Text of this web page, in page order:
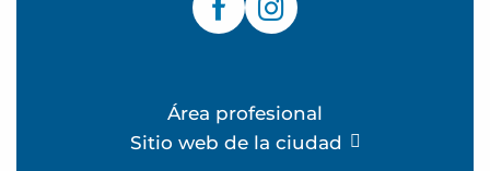
Área profesional
Sitio web de la ciudad